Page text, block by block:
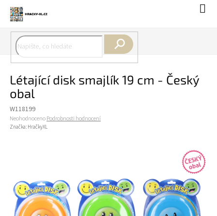
obsah
Létající disk smajlík 19 cm - Český
obal
W118199
Průměrné
hodnocení
hvězdiček.
NeohodnocenoPodrobnosti hodnocení
Značka: HračkyXL